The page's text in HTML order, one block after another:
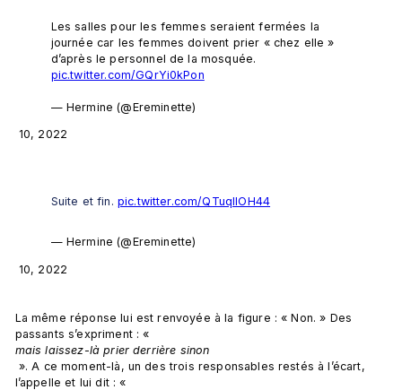
Les salles pour les femmes seraient fermées la
journée car les femmes doivent prier « chez elle »
pic.twitter.com/GQrYi0kPon
— Hermine (@Ereminette)
Suite et fin. pic.twitter.com/QTuqIIOH44
— Hermine (@Ereminette)
La même réponse lui est renvoyée à la figure : « Non. » Des
passants s’expriment : «
mais laissez-là prier derrière sinon
». A ce moment-là, un des trois responsables restés à l’écart,
l’appelle et lui dit : «